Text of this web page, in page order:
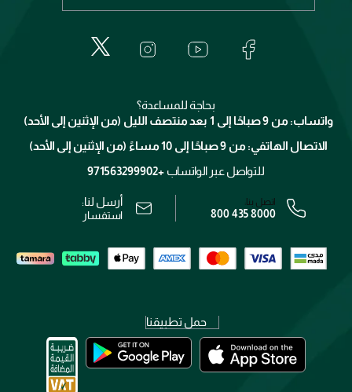
إيف سان لوران
الإرجاع
خدمات المعارض
برنامج الولاء ميوز
الوظائف
الشروط و الأحكام
رقم السجل التجاري: 7013320481 — صادر من وزارة التجارة
بحاجة للمساعدة؟
واتساب: من 9 صباحًا إلى 1 بعد منتصف الليل (من الإثنين إلى الأحد)
الاتصال الهاتفي: من 9 صباحًا إلى 10 مساءً (من الإثنين إلى الأحد)
للتواصل عبر الواتساب +971563299902
اتصل بنا:
800 435 8000
أرسل لنا:
استفسار
حمل تطبيقنا